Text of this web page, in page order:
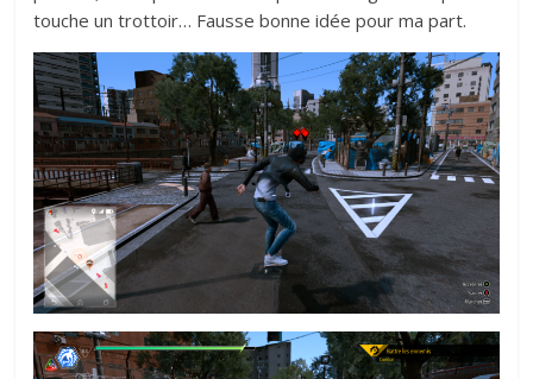
touche un trottoir… Fausse bonne idée pour ma part.